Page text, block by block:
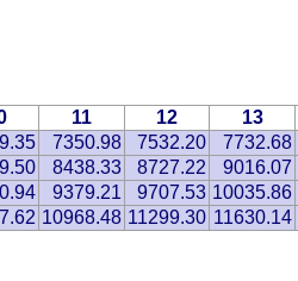
11 12 13
7350.98 7532.20 7732.68
8438.33 8727.22 9016.07
9379.21 9707.53 10035.86
10968.48 11299.30 11630.14